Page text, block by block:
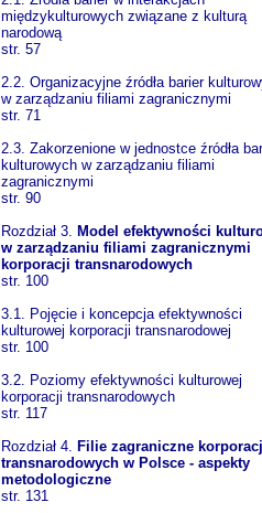
międzykulturowych związane z kulturą
narodową
str. 57
2.2. Organizacyjne źródła barier
w zarządzaniu filiami zagranicznymi
str. 71
2.3. Zakorzenione w jednostce źródła
kulturowych w zarządzaniu filiami
zagranicznymi
str. 90
Rozdział 3. Model efektywności
w zarządzaniu filiami zagranicznymi
korporacji transnarodowych
str. 100
3.1. Pojęcie i koncepcja efektywności
kulturowej korporacji transnarodowej
str. 100
3.2. Poziomy efektywności kulturowej
korporacji transnarodowych
str. 117
Rozdział 4. Filie zagraniczne
transnarodowych w Polsce - aspekty
metodologiczne
str. 131